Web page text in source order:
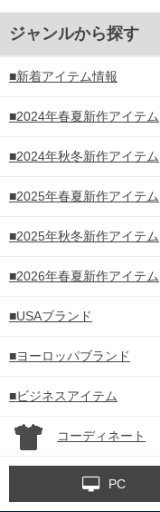
ジャンルから探す
■新着アイテム情報
■2024年春夏新作アイテム
■2024年秋冬新作アイテム
■2025年春夏新作アイテム
■2025年秋冬新作アイテム
■2026年春夏新作アイテム
■USAブランド
■ヨーロッパブランド
■ビジネスアイテム
コーディネート
PC